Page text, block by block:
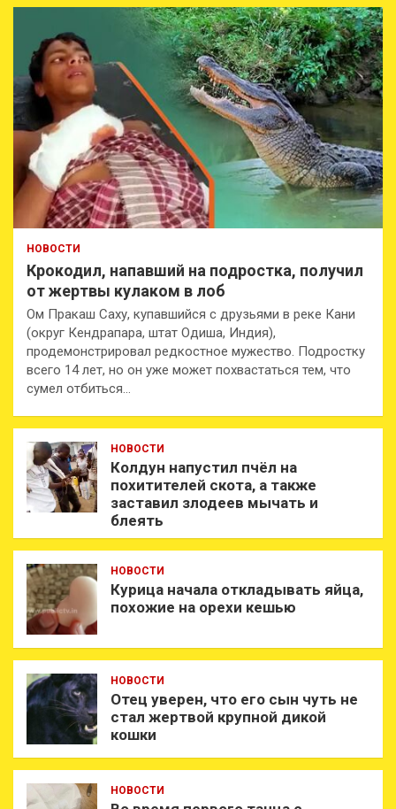
НОВОСТИ
Крокодил, напавший на подростка, получил
от жертвы кулаком в лоб
Ом Пракаш Саху, купавшийся с друзьями в реке Кани
(округ Кендрапара, штат Одиша, Индия),
продемонстрировал редкостное мужество. Подростку
всего 14 лет, но он уже может похвастаться тем, что
сумел отбиться…
НОВОСТИ
Колдун напустил пчёл на
похитителей скота, а также
заставил злодеев мычать и
блеять
НОВОСТИ
Курица начала откладывать яйца,
похожие на орехи кешью
НОВОСТИ
Отец уверен, что его сын чуть не
стал жертвой крупной дикой
кошки
НОВОСТИ